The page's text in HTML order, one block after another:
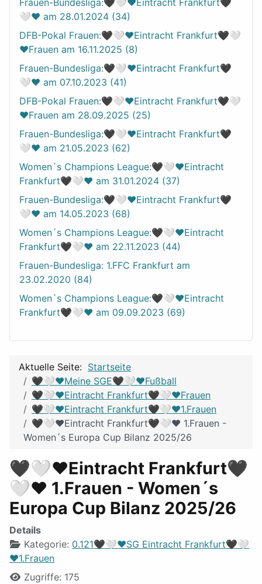
Frauen-Bundesliga:🖤🤍❤️Eintracht Frankfurt🖤
🤍❤️ am 28.01.2024 (34)
DFB-Pokal Frauen:🖤🤍❤️Eintracht Frankfurt🖤🤍
❤️Frauen am 16.11.2025 (8)
Frauen-Bundesliga:🖤🤍❤️Eintracht Frankfurt🖤
🤍❤️ am 07.10.2023 (41)
DFB-Pokal Frauen:🖤🤍❤️Eintracht Frankfurt🖤🤍
❤️Frauen am 28.09.2025 (25)
Frauen-Bundesliga:🖤🤍❤️Eintracht Frankfurt🖤
🤍❤️ am 21.05.2023 (62)
Women´s Champions League:🖤🤍❤️Eintracht
Frankfurt🖤🤍❤️ am 31.01.2024 (37)
Frauen-Bundesliga:🖤🤍❤️Eintracht Frankfurt🖤
🤍❤️ am 14.05.2023 (68)
Women´s Champions League:🖤🤍❤️Eintracht
Frankfurt🖤🤍❤️ am 22.11.2023 (44)
Frauen-Bundesliga: 1.FFC Frankfurt am
23.02.2020 (84)
Women´s Champions League:🖤🤍❤️Eintracht
Frankfurt🖤🤍❤️ am 09.09.2023 (69)
Aktuelle Seite: Startseite
🖤🤍❤️Meine SGE🖤🤍❤️Fußball
🖤🤍❤️Eintracht Frankfurt🖤🤍❤️Frauen
🖤🤍❤️Eintracht Frankfurt🖤🤍❤️1.Frauen
🖤🤍❤️Eintracht Frankfurt🖤🤍❤️ 1.Frauen -
Women´s Europa Cup Bilanz 2025/26
🖤🤍❤️Eintracht Frankfurt🖤
🤍❤️ 1.Frauen - Women´s
Europa Cup Bilanz 2025/26
Details
Kategorie: 0.121🖤🤍❤️SG Eintracht Frankfurt🖤🤍
❤️1.Frauen
Zugriffe: 175